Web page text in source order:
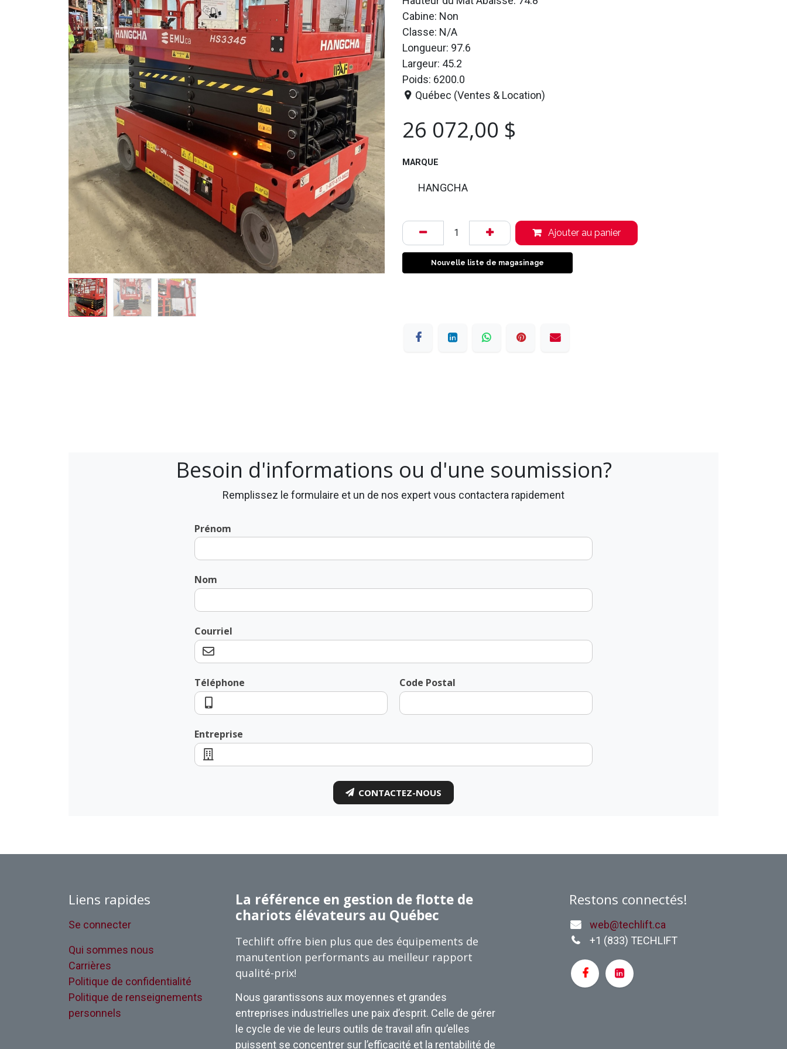
Cabine: Non
Classe: N/A
Longueur: 97.6
Largeur: 45.2
Poids: 6200.0
Québec (Ventes & Location)
26 072,00 $
MARQUE
HANGCHA
Ajouter au panier
Nouvelle liste de magasinage
Besoin d'informations ou d'une soumission?
Remplissez le formulaire et un de nos expert vous contactera rapidement
Prénom
Nom
Courriel
Téléphone Code Postal
Entreprise
CONTACTEZ-NOUS
Liens rapides
Se connecter
Qui sommes nous
Carrières
Politique de confidentialité
Politique de renseignements
personnels
La référence en gestion de flotte de
chariots élévateurs au Québec
Techlift offre bien plus que des équipements de
manutention performants au meilleur rapport
qualité-prix!
Nous garantissons aux moyennes et grandes
entreprises industrielles une paix d’esprit. Celle de gérer
le cycle de vie de leurs outils de travail afin qu’elles
puissent se concentrer sur l’efficacité et la rentabilité de
Restons connectés!
web@techlift.ca
+1 (833) TECHLIFT